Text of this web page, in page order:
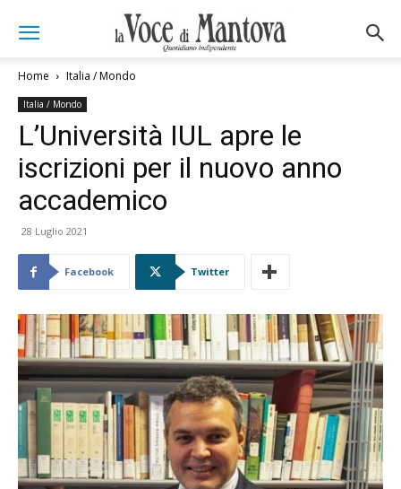
Home Italia / Mondo
Italia / Mondo
L’Università IUL apre le
iscrizioni per il nuovo anno
accademico
28 Luglio 2021
Facebook Twitter